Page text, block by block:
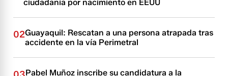
ciudadanía por nacimiento en EEUU
02Guayaquil: Rescatan a una persona atrapada tras
accidente en la vía Perimetral
Pabel Muñoz inscribe su candidatura a la